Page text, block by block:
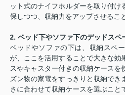
ット式のナイフホルダーを取り付け
保しつつ、収納力をアップさせるこ
2. ベッド下やソファ下のデッドスペ
ベッドやソファの下は、収納スペ
が、ここを活用することで大きな効
スやキャスター付きの収納ケースを
ズン物の家電をすっきりと収納でき
さに合わせて収納ケースを選ぶこと